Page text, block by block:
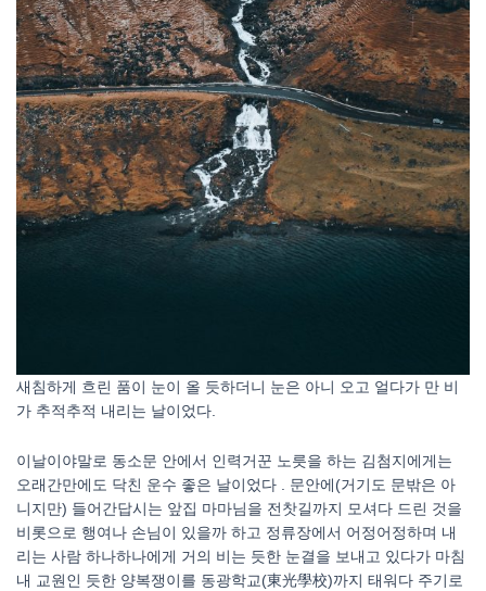
새침하게 흐린 품이 눈이 올 듯하더니 눈은 아니 오고 얼다가 만 비
가 추적추적 내리는 날이었다.
이날이야말로 동소문 안에서 인력거꾼 노릇을 하는 김첨지에게는
오래간만에도 닥친 운수 좋은 날이었다 . 문안에(거기도 문밖은 아
니지만) 들어간답시는 앞집 마마님을 전찻길까지 모셔다 드린 것을
비롯으로 행여나 손님이 있을까 하고 정류장에서 어정어정하며 내
리는 사람 하나하나에게 거의 비는 듯한 눈결을 보내고 있다가 마침
내 교원인 듯한 양복쟁이를 동광학교(東光學校)까지 태워다 주기로